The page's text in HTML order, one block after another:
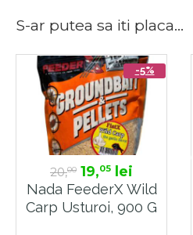
S-ar putea sa iti placa...
-5%
20,00 19,05 lei
Nada FeederX Wild
Carp Usturoi, 900 G